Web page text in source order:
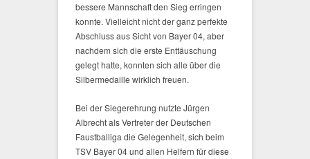
bessere Mannschaft den Sieg erringen
konnte. Vielleicht nicht der ganz perfekte
Abschluss aus Sicht von Bayer 04, aber
nachdem sich die erste Enttäuschung
gelegt hatte, konnten sich alle über die
Silbermedaille wirklich freuen.
Bei der Siegerehrung nutzte Jürgen
Albrecht als Vertreter der Deutschen
Faustballiga die Gelegenheit, sich beim
TSV Bayer 04 und allen Helfern für diese